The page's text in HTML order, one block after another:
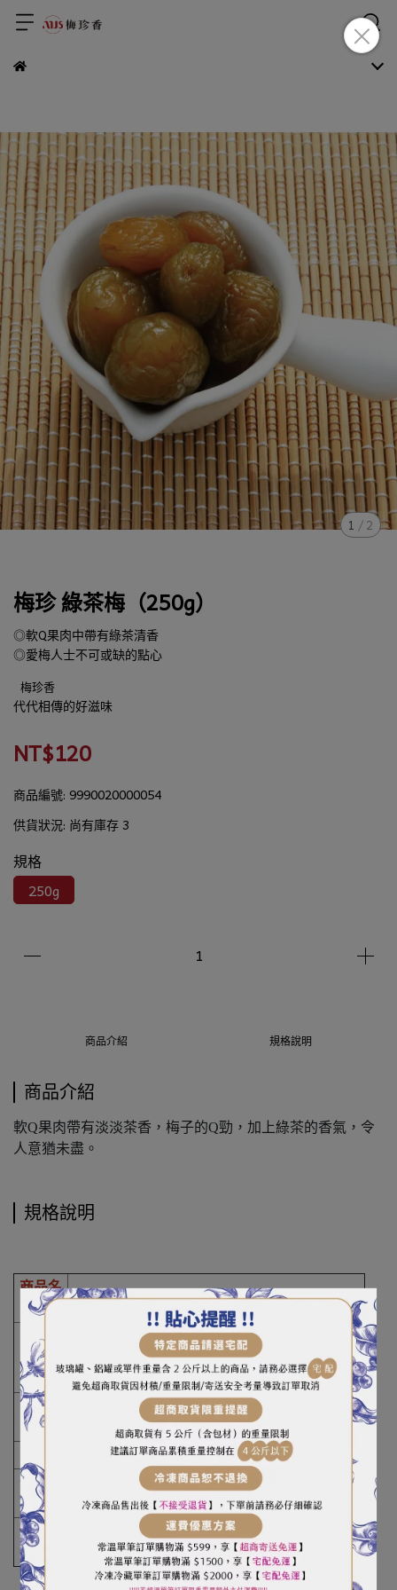
1 /2
梅珍 綠茶梅（250g）
◎軟Q果肉中帶有綠茶清香
◎愛梅人士不可或缺的點心
梅珍香
代代相傳的好滋味
NT$120
商品編號: 9990020000054
供貨狀況: 尚有庫存 3
規格
250g
商品介紹 規格說明
商品介紹
軟Q果肉帶有淡淡茶香，梅子的Q勁，加上綠茶的香氣，令
人意猶未盡。
規格說明
商品名
稱
綠茶梅
重
（容）
量
250g
成分
梅子、糖、鹽、茶葉、苯甲農、甜味劑、香
料、防腐劑千分之一以下
保存期
限
保存方
式
請置於乾燥陰涼處，避免高溫及日光直射